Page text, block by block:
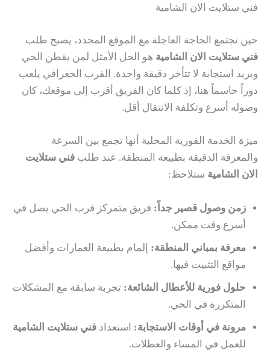
فني ستلايت الان الشامية
حين تجتمع الحاجة العاجلة مع الموقع المحدد، يصبح طلب
فني ستلايت الان الشامية هو الحل الأمثل لمن يقطن الحي
ويريد استجابة لا تتأخر دقيقة واحدة. القرب الجغرافي يلعب
دوراً حاسماً هنا، إذ كلما كان الفريق أقرب إلى موقعك، كان
وصوله أسرع وتكلفة الانتقال أقل.
ميزة الخدمة الفورية المحلية أنها تجمع بين السرعة
والمعرفة الدقيقة بطبيعة المنطقة. عند طلب فني ستلايت
الان الشامية ستلاحظ:
زمن وصول قصير جداً: فريق متمركز قرب الحي يصل في
أسرع وقت ممكن.
معرفة بمباني المنطقة: إلمام بطبيعة العمارات وأفضل
مواقع التثبيت فيها.
حلول فورية للأعطال الشائعة: تجربة سابقة مع المشكلات
المتكررة في الحي.
مرونة في أوقات الاستجابة: استعداد فني ستلايت الشامية
للعمل في المساء والعطلات.